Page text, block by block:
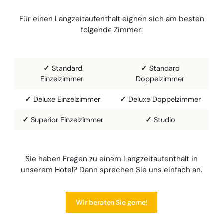
Für einen Langzeitaufenthalt eignen sich am besten
folgende Zimmer:
✓ Standard
Einzelzimmer
✓ Standard
Doppelzimmer
✓ Deluxe Einzelzimmer ✓ Deluxe Doppelzimmer
✓ Superior Einzelzimmer ✓ Studio
Sie haben Fragen zu einem Langzeitaufenthalt in
unserem Hotel? Dann sprechen Sie uns einfach an.
Wir beraten Sie gerne!